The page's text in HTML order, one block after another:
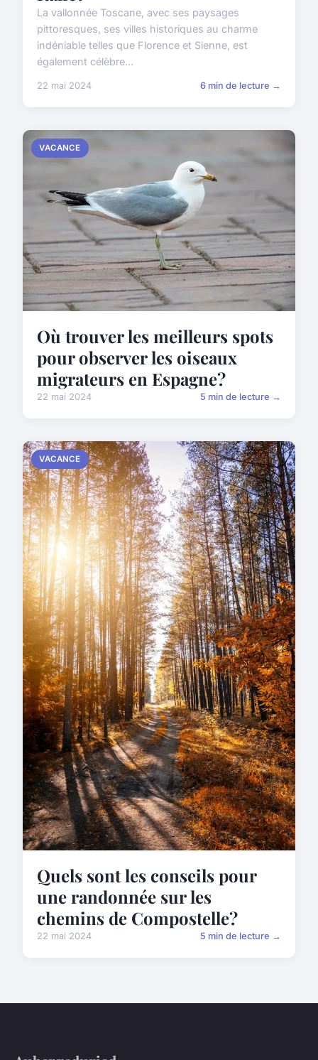
La vallonnée Toscane, avec ses paysages
pittoresques, ses villes historiques au charme
indéniable telles que Florence et Sienne, est
également célèbre...
22 mai 2024 6 min de lecture →
VACANCE
Où trouver les meilleurs spots
pour observer les oiseaux
migrateurs en Espagne?
22 mai 2024 5 min de lecture →
VACANCE
Quels sont les conseils pour
une randonnée sur les
chemins de Compostelle?
22 mai 2024 5 min de lecture →